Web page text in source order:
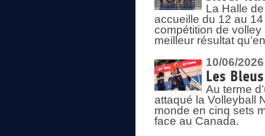
La Halle
accueille du 12 au
compétition de
meilleur résultat
10/06/2026
Les
Au terme
attaqué la Volleyball
monde en cinq sets
face au Canada.